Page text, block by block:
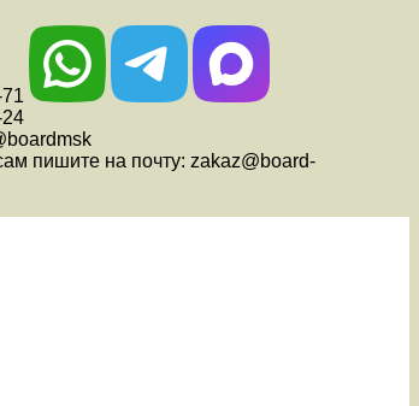
пишите на почту: zakaz@board-